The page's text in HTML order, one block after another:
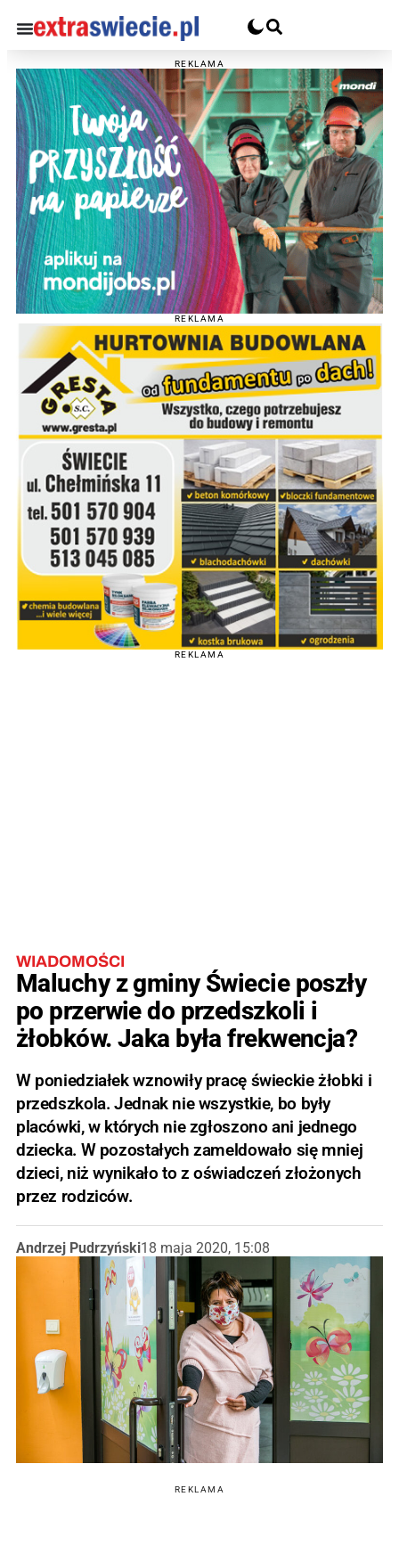
REKLAMA
REKLAMA
REKLAMA
WIADOMOŚCI
Maluchy z gminy Świecie poszły
po przerwie do przedszkoli i
żłobków. Jaka była frekwencja?
W poniedziałek wznowiły pracę świeckie żłobki i
przedszkola. Jednak nie wszystkie, bo były
placówki, w których nie zgłoszono ani jednego
dziecka. W pozostałych zameldowało się mniej
dzieci, niż wynikało to z oświadczeń złożonych
przez rodziców.
Andrzej Pudrzyński18 maja 2020, 15:08
REKLAMA